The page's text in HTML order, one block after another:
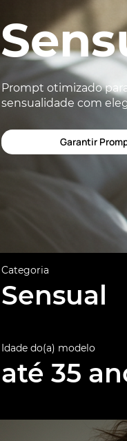
Prompt otimizado
sensualidade com
Garantir
Categoria
Sensual
Idade do(a) modelo
até 35